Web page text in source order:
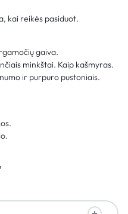
kai reikės pasiduot.
gaiva.
minkštai. Kaip kašmyras.
ir purpuro pustoniais.